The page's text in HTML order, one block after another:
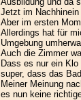
Jetzt im
Aber im ersten
Allerdings hat für
Umgebung
Auch die Zimmer
Dass es nur ein
super, dass das
Meiner Meinung
es nun keine